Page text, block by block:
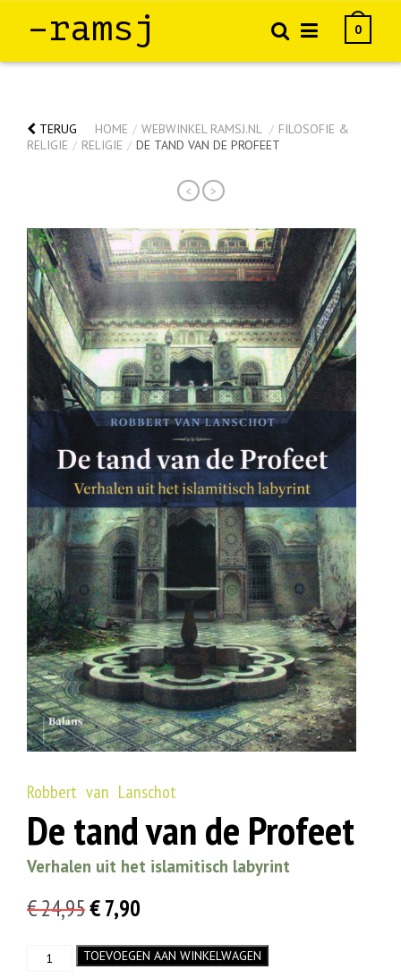
–ramsj 0
TERUG HOME / WEBWINKEL RAMSJ.NL / FILOSOFIE &
RELIGIE / RELIGIE / DE TAND VAN DE PROFEET
< >
Robbert van Lanschot
De tand van de Profeet
Verhalen uit het islamitisch labyrint
€24,95Oorspronkelijke
was:
€7,90
is:
TOEVOEGEN AAN WINKELWAGEN